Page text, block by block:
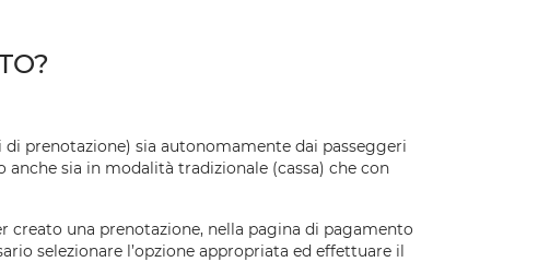
prenotazione) sia autonomamente dai passeggeri
sia in modalità tradizionale (cassa) che con
una prenotazione, nella pagina di pagamento
selezionare l’opzione appropriata ed effettuare il